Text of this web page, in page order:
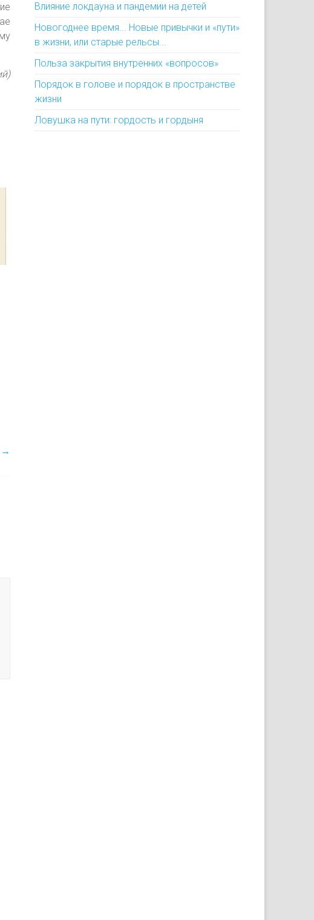
→
Влияние локдауна и пандемии на детей
Новогоднее время... Новые привычки и «пути»
в жизни, или старые рельсы...
Польза закрытия внутренних «вопросов»
Порядок в голове и порядок в пространстве
жизни
Ловушка на пути: гордость и гордыня